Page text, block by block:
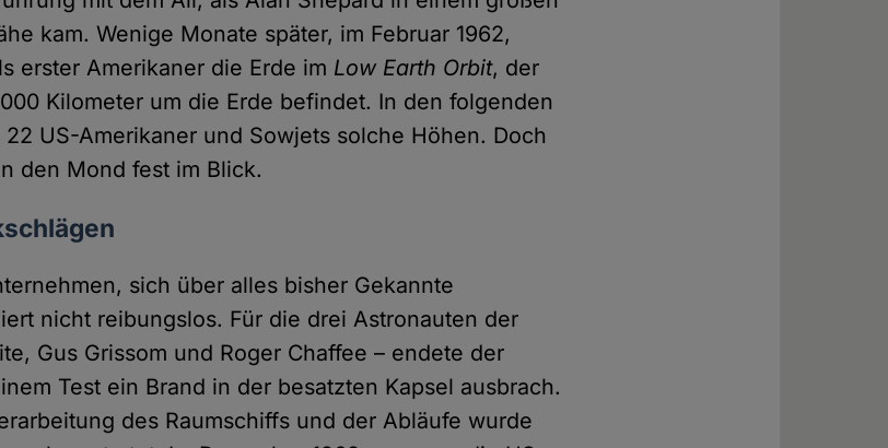
kam. Wenige Monate später, im Februar 1962,
erster Amerikaner die Erde im Low Earth Orbit, der
Kilometer um die Erde befindet. In den folgenden
US-Amerikaner und Sowjets solche Höhen. Doch
den Mond fest im Blick.
sich über alles bisher Gekannte
nicht reibungslos. Für die drei Astronauten der
Gus Grissom und Roger Chaffee – endete der
Test ein Brand in der besatzten Kapsel ausbrach.
des Raumschiffs und der Abläufe wurde